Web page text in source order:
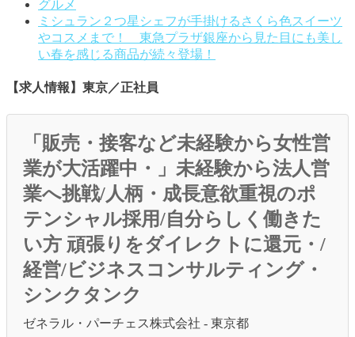
グルメ
ミシュラン２つ星シェフが手掛けるさくら色スイーツ
やコスメまで！ 東急プラザ銀座から見た目にも美し
い春を感じる商品が続々登場！
【求人情報】東京／正社員
「販売・接客など未経験から女性営
業が大活躍中・」未経験から法人営
業へ挑戦/人柄・成長意欲重視のポ
テンシャル採用/自分らしく働きた
い方 頑張りをダイレクトに還元・/
経営/ビジネスコンサルティング・
シンクタンク
ゼネラル・パーチェス株式会社 - 東京都